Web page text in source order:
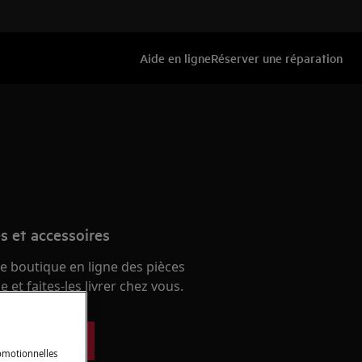
Aide en ligneRéserver une réparation
et accessoires
boutique en ligne des pièces
et faites-les livrer chez vous.